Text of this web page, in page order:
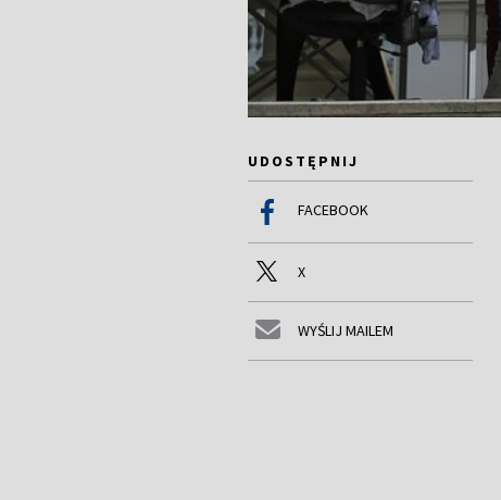
UDOSTĘPNIJ
FACEBOOK
X
WYŚLIJ MAILEM